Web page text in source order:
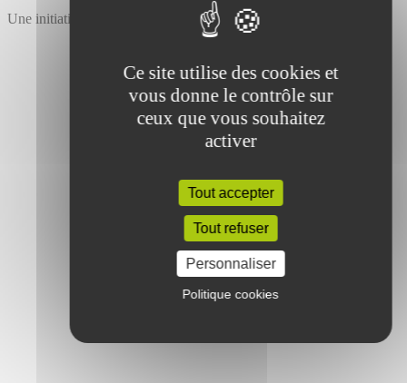
Une initiative portée par :
Ce site utilise des cookies et
vous donne le contrôle sur
ceux que vous souhaitez
activer
Tout accepter
Tout refuser
Personnaliser
Politique cookies